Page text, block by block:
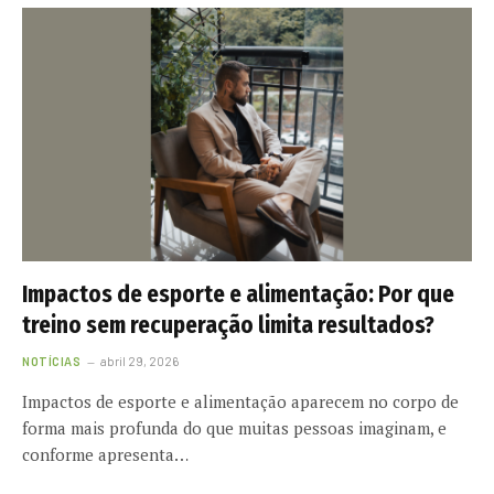
Impactos de esporte e alimentação: Por que
treino sem recuperação limita resultados?
NOTÍCIAS abril 29, 2026
Impactos de esporte e alimentação aparecem no corpo de
forma mais profunda do que muitas pessoas imaginam, e
conforme apresenta…